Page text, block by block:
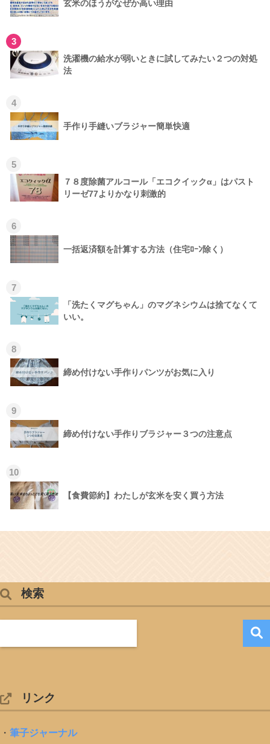
玄米のほうがなぜか高い理由
3
洗濯機の給水が弱いときに試してみたい２つの対処
法
4
手作り手縫いブラジャー簡単快適
5
７８度除菌アルコール「エコクイックα」はパスト
リーゼ77よりかなり刺激的
6
一括返済額を計算する方法（住宅ﾛｰﾝ除く）
7
「洗たくマグちゃん」のマグネシウムは捨てなくて
いい。
8
締め付けない手作りパンツがお気に入り
9
締め付けない手作りブラジャー３つの注意点
10
【食費節約】わたしが玄米を安く買う方法
検索
リンク
・ 筆子ジャーナル